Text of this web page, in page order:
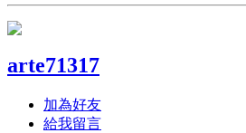
arte71317
加為好友
給我留言